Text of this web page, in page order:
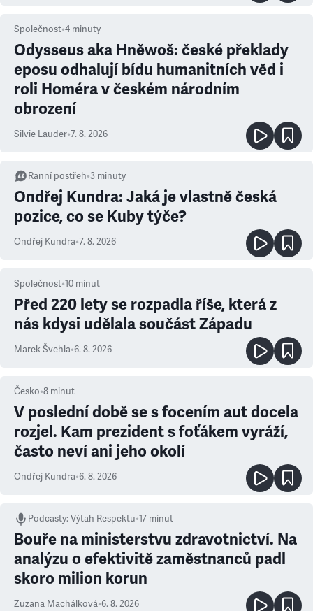
Společnost•4 minuty
Odysseus aka Hněwoš: české překlady
eposu odhalují bídu humanitních věd i
roli Homéra v českém národním
obrození
Silvie Lauder•7. 8. 2026
Ranní postřeh•3 minuty
Ondřej Kundra: Jaká je vlastně česká
pozice, co se Kuby týče?
Ondřej Kundra•7. 8. 2026
Společnost•10 minut
Před 220 lety se rozpadla říše, která z
nás kdysi udělala součást Západu
Marek Švehla•6. 8. 2026
Česko•8 minut
V poslední době se s focením aut docela
rozjel. Kam prezident s foťákem vyráží,
často neví ani jeho okolí
Ondřej Kundra•6. 8. 2026
Podcasty:Výtah Respektu•17 minut
Bouře na ministerstvu zdravotnictví. Na
analýzu o efektivitě zaměstnanců padl
skoro milion korun
Zuzana Machálková•6. 8. 2026